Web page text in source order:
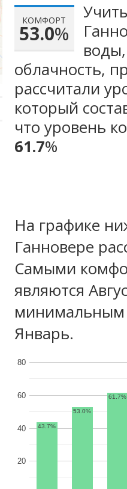
КОМФОРТ
53.0%
облачность,
рассчитали
который
что уровень
61.7%
На графике
Ганновере
Самыми
являются
минимальным
Январь.
20
40
60
80
43.7%
53.0%
61.7%